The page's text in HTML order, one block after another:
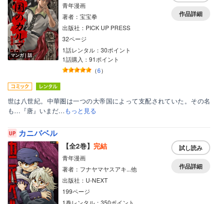
マンガ｜話
青年漫画
著者：宝宝拳
出版社：PICK UP PRESS
32ページ
1話レンタル：30ポイント
1話購入：91ポイント
（6）
作品詳細
世は八世紀。中華圏は一つの大帝国によって支配されていた。その名
も…『唐』いまだ…もっと見る
カニバベル
【全2巻】 完結
青年漫画
著者：フナヤマヤスアキ...他
出版社：U-NEXT
199ページ
1巻レンタル：350ポイント
試し読み
作品詳細